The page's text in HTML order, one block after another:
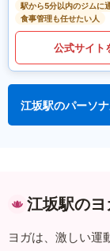
駅から5分以内のジムに
食事管理も任せたい人
公式サイト
江坂駅のパーソ
江坂駅の
ヨガは、激しい運